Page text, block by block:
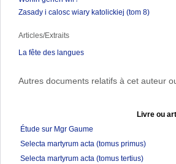
Zasady i calosc wiary katolickiej (tom 8)
Articles/Extraits
La fête des langues
Autres documents relatifs à cet auteur
Livre ou
Étude sur Mgr Gaume
Selecta martyrum acta (tomus primus)
Selecta martyrum acta (tomus tertius)